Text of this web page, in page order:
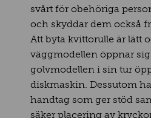
svårt för obehöriga
och skyddar dem också
Att byta kvittorulle är lätt
väggmodellen öppnar
golvmodellen i sin tur
diskmaskin. Dessutom
handtag som ger stöd
säker placering av